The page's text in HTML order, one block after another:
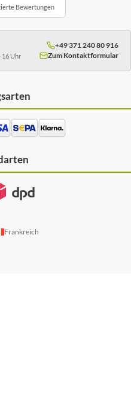
Bewertungen
16 Uhr
+49 371 240 80 916
Zum Kontaktformular
Frankreich